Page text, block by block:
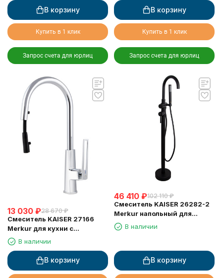
В корзину
Купить в 1 клик
Запрос счета для юрлиц
В корзину
Купить в 1 клик
Запрос счета для юрлиц
13 030 ₽28 670 ₽
Смеситель KAISER 27166
Merkur для кухни с
выдвижным изливом
В наличии
В корзину
46 410 ₽102 110 ₽
Смеситель KAISER 26282-2
Merkur напольный для
ванны, чёрный матовый
В наличии
В корзину